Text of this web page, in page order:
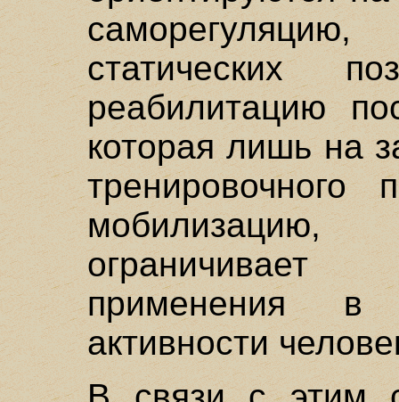
статических
реабилитацию
которая лишь на
тренировочного
применения в
активности